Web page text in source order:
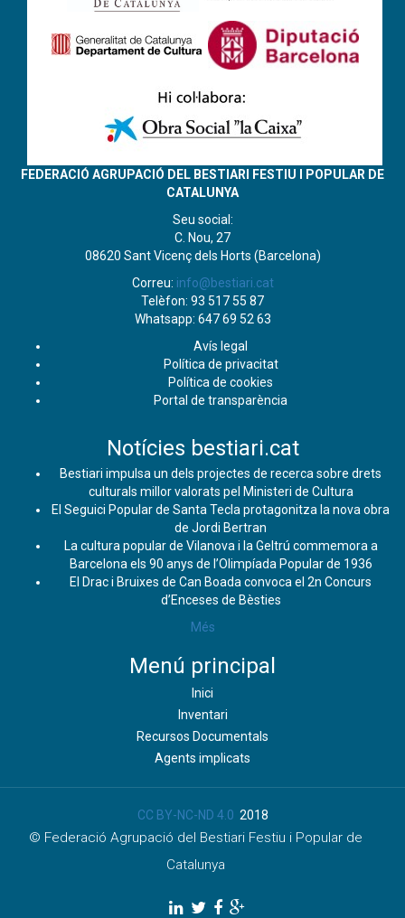
FEDERACIÓ AGRUPACIÓ DEL BESTIARI FESTIU I POPULAR DE
CATALUNYA
Seu social:
C. Nou, 27
08620 Sant Vicenç dels Horts (Barcelona)
Correu: info@bestiari.cat
Telèfon: 93 517 55 87
Whatsapp: 647 69 52 63
Avís legal
Política de privacitat
Política de cookies
Portal de transparència
Notícies bestiari.cat
Bestiari impulsa un dels projectes de recerca sobre drets
culturals millor valorats pel Ministeri de Cultura
El Seguici Popular de Santa Tecla protagonitza la nova obra
de Jordi Bertran
La cultura popular de Vilanova i la Geltrú commemora a
Barcelona els 90 anys de l’Olimpíada Popular de 1936
El Drac i Bruixes de Can Boada convoca el 2n Concurs
d’Enceses de Bèsties
Més
Menú principal
Inici
Inventari
Recursos Documentals
Agents implicats
CC BY-NC-ND 4.0 2018
© Federació Agrupació del Bestiari Festiu i Popular de
Catalunya